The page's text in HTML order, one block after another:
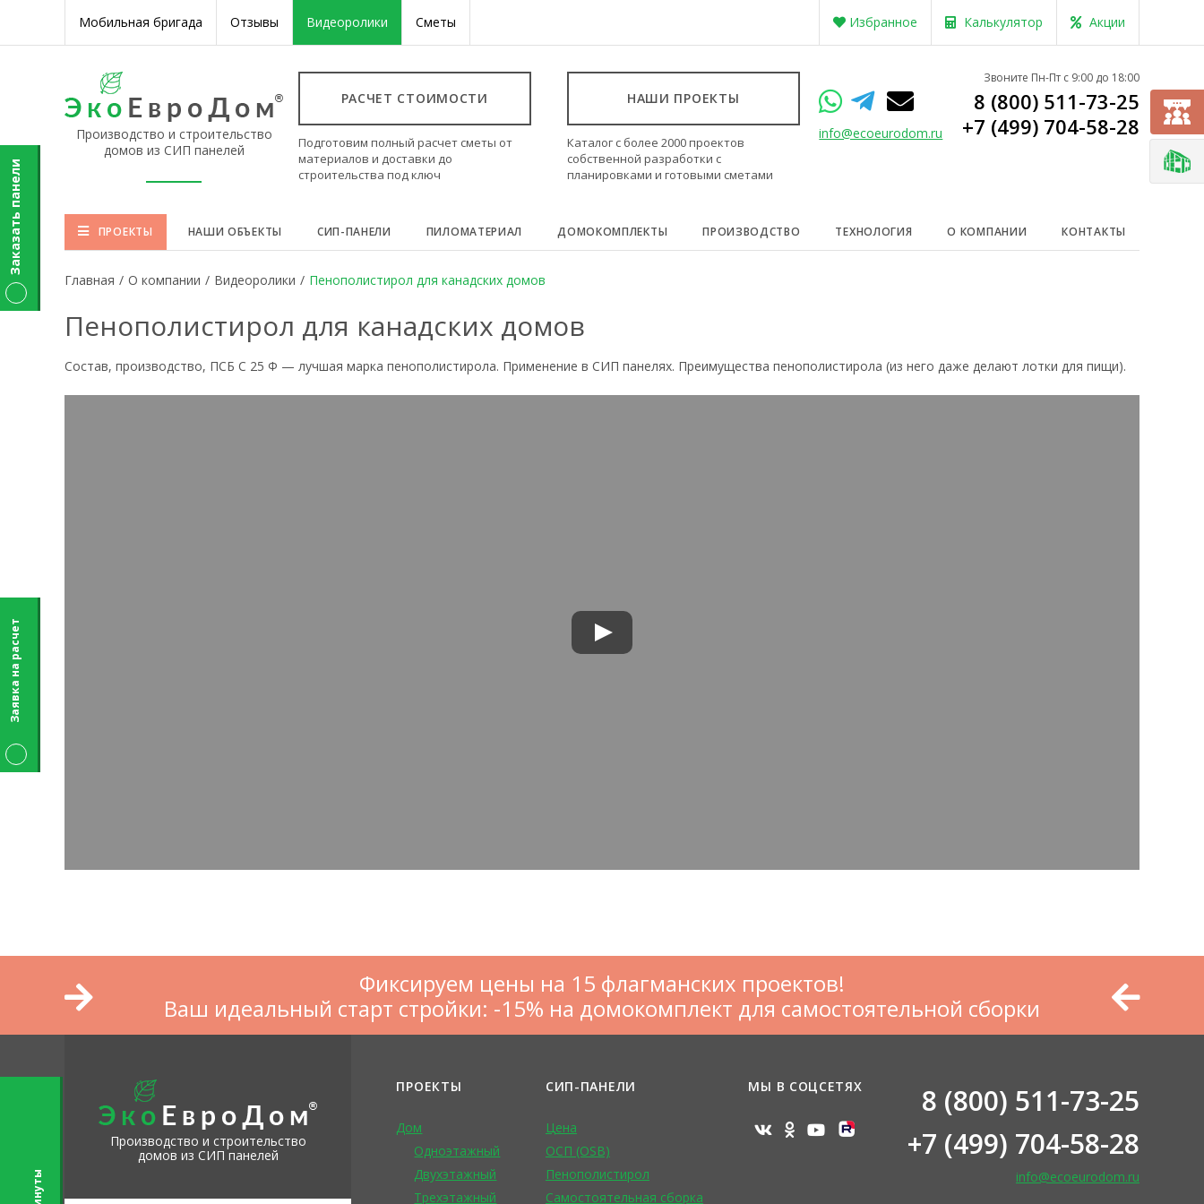
Мобильная бригада Отзывы Видеоролики Сметы Избранное Калькулятор Акции
Производство и строительство
домов из СИП панелей
РАСЧЕТ СТОИМОСТИ
Подготовим полный расчет сметы от
материалов и доставки до
строительства под ключ
НАШИ ПРОЕКТЫ
Каталог с более 2000 проектов
собственной разработки с
планировками и готовыми сметами
info@ecoeurodom.ru
Звоните Пн-Пт с 9:00 до 18:00
8 (800) 511-73-25
+7 (499) 704-58-28
ПРОЕКТЫ НАШИ ОБЪЕКТЫ СИП-ПАНЕЛИ ПИЛОМАТЕРИАЛ ДОМОКОМПЛЕКТЫ ПРОИЗВОДСТВО ТЕХНОЛОГИЯ О КОМПАНИИ КОНТАКТЫ
Главная / О компании / Видеоролики / Пенополистирол для канадских домов
Пенополистирол для канадских домов
Состав, производство, ПСБ С 25 Ф — лучшая марка пенополистирола. Применение в СИП панелях. Преимущества пенополистирола (из него даже делают лотки для пищи).
Фиксируем цены на 15 флагманских проектов!
Ваш идеальный старт стройки: -15% на домокомплект для самостоятельной сборки
Производство и строительство
домов из СИП панелей
ПРОЕКТЫ
Дом
Одноэтажный
Двухэтажный
Трехэтажный
СИП-ПАНЕЛИ
Цена
ОСП (OSB)
Пенополистирол
Самостоятельная сборка
МЫ В СОЦСЕТЯХ
8 (800) 511-73-25
+7 (499) 704-58-28
info@ecoeurodom.ru
Заказать панели
Заявка на расчет
ы